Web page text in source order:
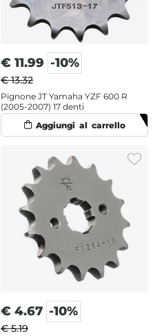
€ 11.99 -10%
€ 13.32
Pignone JT Yamaha YZF 600 R
(2005-2007) 17 denti
€ 4.67 -10%
€ 5.19